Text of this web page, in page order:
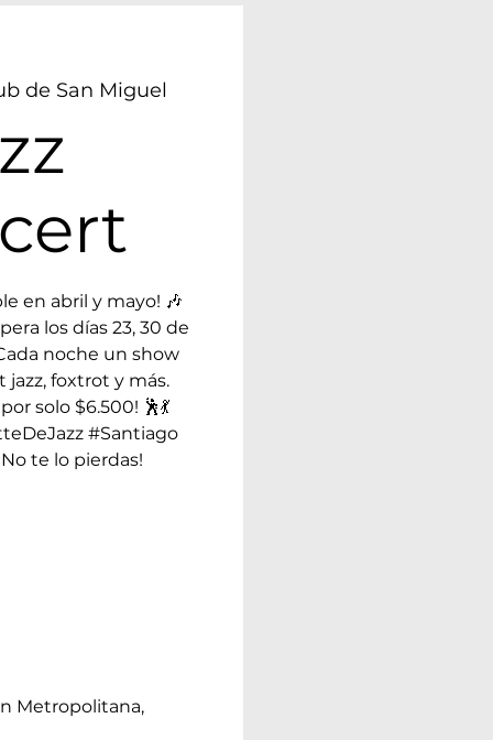
de San Miguel
en abril y mayo! 🎶
los días 23, 30 de
noche un show
foxtrot y más.
solo $6.500! 🕺💃
#Santiago
te lo pierdas!
Metropolitana,